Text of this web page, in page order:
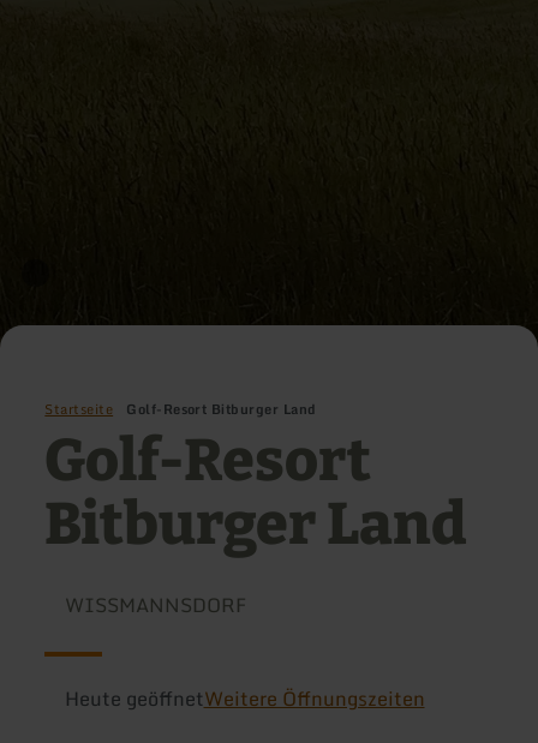
Startseite Golf-Resort Bitburger Land
Golf-Resort
Bitburger Land
WISSMANNSDORF
Heute geöffnetWeitere Öffnungszeiten